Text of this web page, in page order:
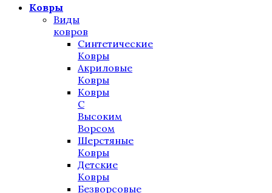
Ковры
Виды
ковров
Синтетические
Ковры
Акриловые
Ковры
Ковры
С
Высоким
Ворсом
Шерстяные
Ковры
Детские
Ковры
Безворсовые